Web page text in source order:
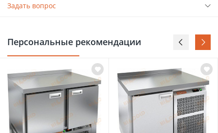
Задать вопрос
Персональные рекомендации